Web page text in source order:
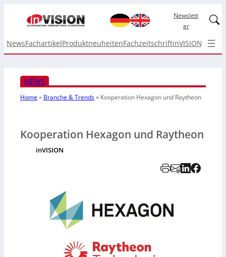
Newslett
er
NewsFachartikelProduktneuheitenFachzeitschriftinVISION Top
NEWS
Home» Branche & Trends» Kooperation Hexagon und Raytheon
Kooperation Hexagon und Raytheon
inVISION